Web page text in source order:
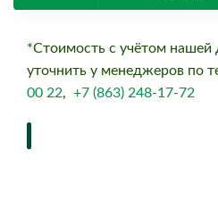
*Стоимость с учётом
уточнить у менеджеров по
00 22, +7 (863) 248-17-72